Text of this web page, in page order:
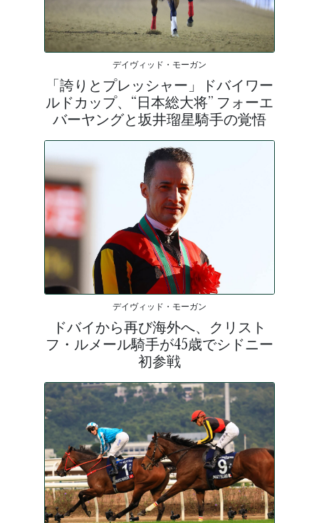
デイヴィッド・モーガン
「誇りとプレッシャー」ドバイワー
ルドカップ、“日本総大将” フォーエ
バーヤングと坂井瑠星騎手の覚悟
デイヴィッド・モーガン
ドバイから再び海外へ、クリスト
フ・ルメール騎手が45歳でシドニー
初参戦